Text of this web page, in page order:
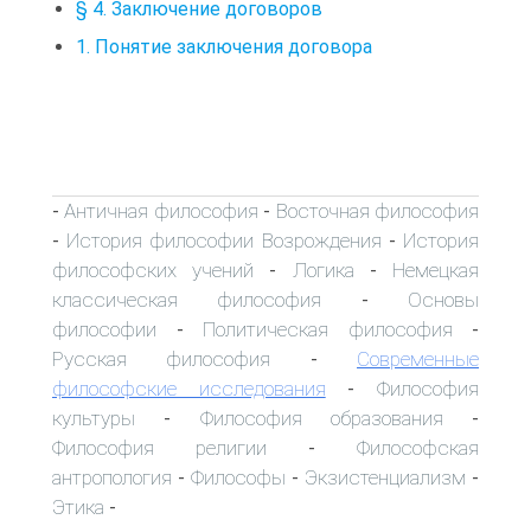
§ 4. Заключение договоров
1. Понятие заключения договора
-Античная философия - Восточная философия
- История философии Возрождения - История
философских учений - Логика - Немецкая
классическая философия - Основы
философии - Политическая философия -
Русская философия - Современные
философские исследования -Философия
культуры - Философия образования -
Философия религии - Философская
антропология - Философы - Экзистенциализм -
Этика -